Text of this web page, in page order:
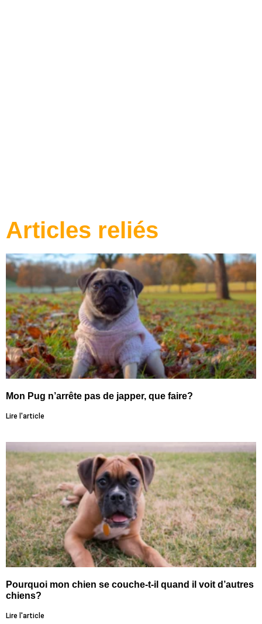
Articles reliés
Mon Pug n’arrête pas de japper, que faire?
Lire l'article
Pourquoi mon chien se couche-t-il quand il voit d’autres
chiens?
Lire l'article